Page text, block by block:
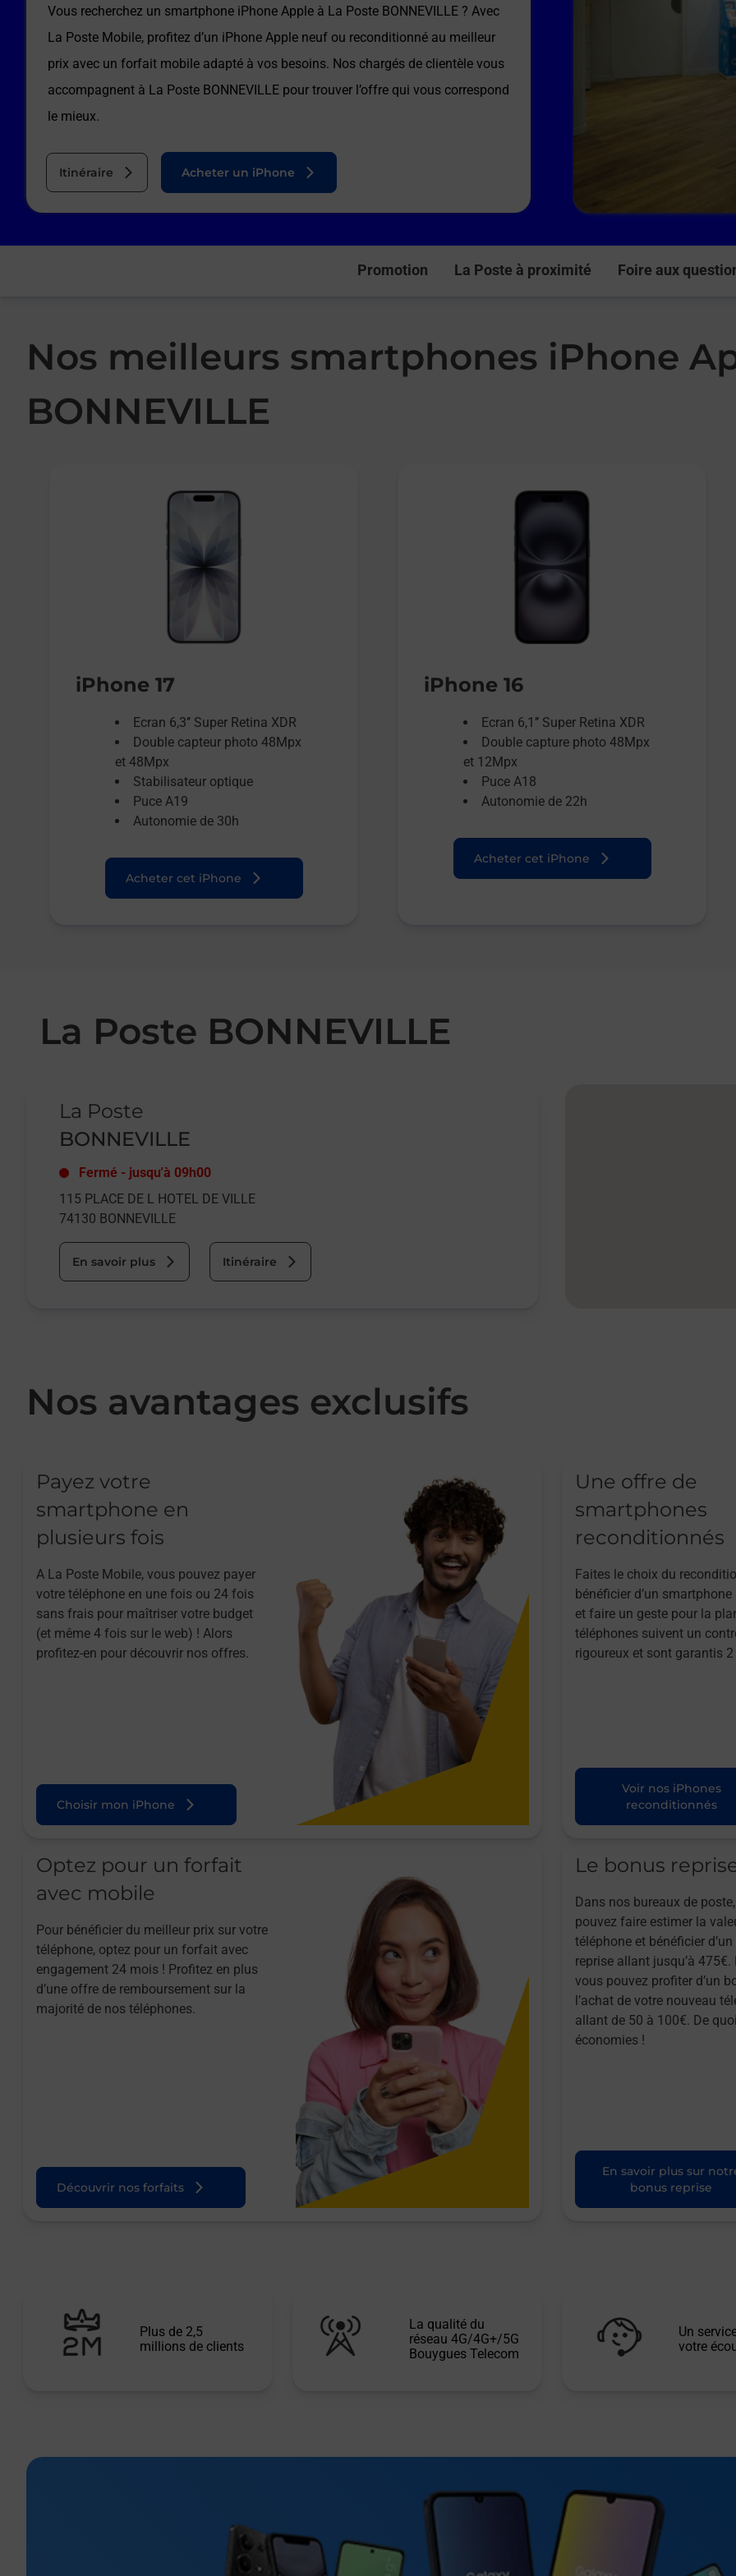
Vous recherchez un smartphone iPhone Apple à La Poste BONNEVILLE ? Avec
La Poste Mobile, profitez d’un iPhone Apple neuf ou reconditionné au meilleur
prix avec un forfait mobile adapté à vos besoins. Nos chargés de clientèle vous
accompagnent à La Poste BONNEVILLE pour trouver l’offre qui vous correspond
le mieux.
Itinéraire Acheter un iPhone
Promotion La Poste à proximité Foire aux
Nos meilleurs smartphones iPhone
BONNEVILLE
iPhone 17
Ecran 6,3’’ Super Retina XDR
Double capteur photo 48Mpx
et 48Mpx
Stabilisateur optique
Puce A19
Autonomie de 30h
Acheter cet iPhone
iPhone 16
Ecran 6,1’’ Super Retina XDR
Double capture photo 48Mpx
et 12Mpx
Puce A18
Autonomie de 22h
Acheter cet iPhone
La Poste BONNEVILLE
La Poste
BONNEVILLE
Fermé - jusqu'à 09h00
115 PLACE DE L HOTEL DE VILLE
74130 BONNEVILLE
En savoir plus Itinéraire
Nos avantages exclusifs
Payez votre
smartphone en
plusieurs fois
A La Poste Mobile, vous pouvez payer
votre téléphone en une fois ou 24 fois
sans frais pour maîtriser votre budget
(et même 4 fois sur le web) ! Alors
profitez-en pour découvrir nos offres.
Choisir mon iPhone
Une offre de
smartphones
reconditionnés
Faites le choix du
bénéficier d’un
et faire un geste pour la
téléphones suivent un
rigoureux et sont garantis 2
Voir nos iPhones
reconditionnés
Optez pour un forfait
avec mobile
Pour bénéficier du meilleur prix sur votre
téléphone, optez pour un forfait avec
engagement 24 mois ! Profitez en plus
d’une offre de remboursement sur la
majorité de nos téléphones.
Découvrir nos forfaits
Le bonus
Dans nos bureaux de
pouvez faire estimer la
téléphone et bénéficier
reprise allant jusqu’à 475€.
vous pouvez profiter d’un
l’achat de votre nouveau
allant de 50 à 100€. De
économies !
En savoir plus sur
bonus reprise
Plus de 2,5
millions de clients
La qualité du
réseau 4G/4G+/5G
Bouygues Telecom
Un
votre